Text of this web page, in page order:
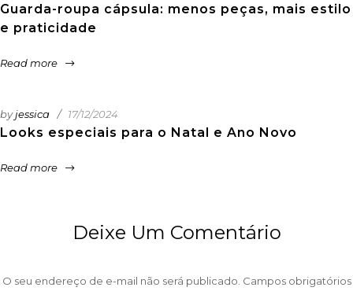
Guarda-roupa cápsula: menos peças, mais estilo
e praticidade
Read more
Looks especiais para o Natal e Ano Novo
byjessica 17/12/2024
Read more
Deixe Um Comentário
O seu endereço de e-mail não será publicado. Campos obrigatórios